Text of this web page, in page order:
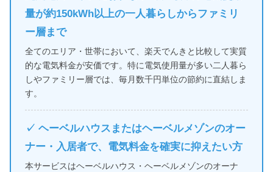
量が約150kWh以上の一人暮らしからファミリ
ー層まで
全てのエリア・世帯において、楽天でんきと比較して実質
的な電気料金が安価です。特に電気使用量が多い二人暮ら
しやファミリー層では、毎月数千円単位の節約に直結しま
す。
✓ ヘーベルハウスまたはヘーベルメゾンのオー
ナー・入居者で、電気料金を確実に抑えたい方
本サービスはヘーベルハウス・ヘーベルメゾンのオーナ